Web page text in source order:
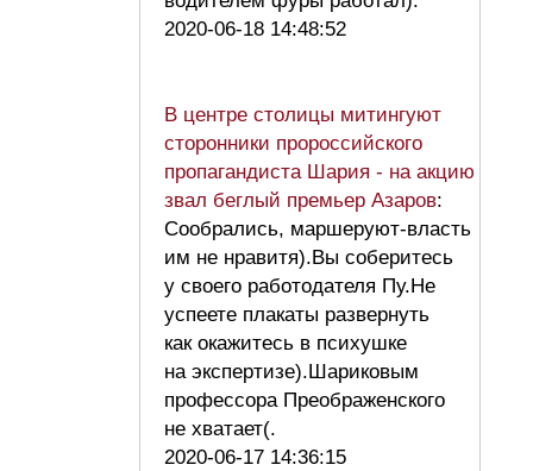
2020-06-18 14:48:52
В центре столицы митингуют
сторонники пророссийского
пропагандиста Шария - на акцию
звал беглый премьер Азаров:
Сообрались, маршеруют-власть
им не нравитя).Вы соберитесь
у своего работодателя Пу.Не
успеете плакаты развернуть
как окажитесь в психушке
на экспертизе).Шариковым
профессора Преображенского
не хватает(.
2020-06-17 14:36:15